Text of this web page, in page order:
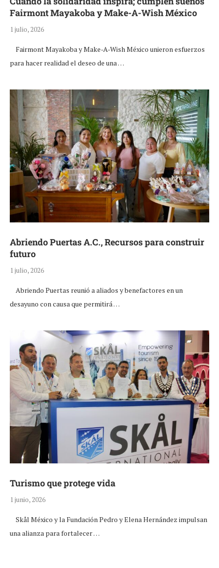
Fairmont Mayakoba y Make-A-Wish México
1 julio, 2026
Fairmont Mayakoba y Make-A-Wish México unieron esfuerzos
para hacer realidad el deseo de una …
Abriendo Puertas A.C., Recursos para construir
futuro
1 julio, 2026
Abriendo Puertas reunió a aliados y benefactores en un
desayuno con causa que permitirá …
Turismo que protege vida
1 junio, 2026
Skål México y la Fundación Pedro y Elena Hernández impulsan
una alianza para fortalecer …